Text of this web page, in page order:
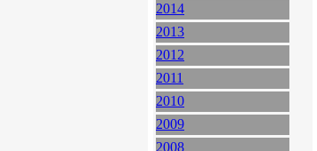
2014
2013
2012
2011
2010
2009
2008